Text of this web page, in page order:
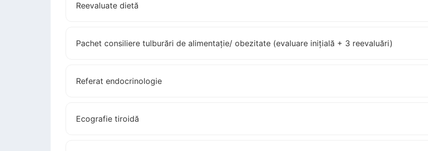
Reevaluate dietă
Pachet consiliere tulburări de alimentație/ obezitate (evaluare inițială + 3 reevaluări)
Referat endocrinologie
Ecografie tiroidă